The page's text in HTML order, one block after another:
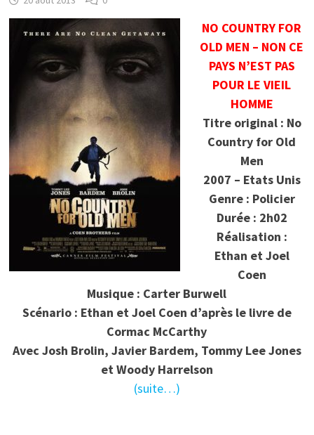
NO COUNTRY FOR
OLD MEN – NON CE
PAYS N’EST PAS
POUR LE VIEIL
HOMME
Titre original : No
Country for Old
Men
2007 – Etats Unis
Genre : Policier
Durée : 2h02
Réalisation :
Ethan et Joel
Coen
Musique : Carter Burwell
Scénario : Ethan et Joel Coen d’après le livre de
Cormac McCarthy
Avec Josh Brolin, Javier Bardem, Tommy Lee Jones
et Woody Harrelson
(suite…)